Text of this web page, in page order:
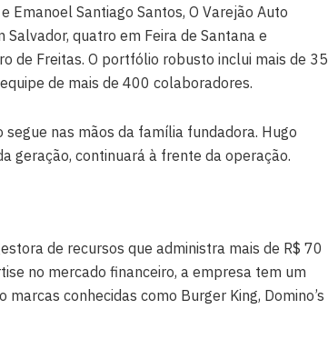
Emanoel Santiago Santos, O Varejão Auto
quatro em Feira de Santana e
de Freitas. O portfólio robusto inclui mais de 35
de mais de 400 colaboradores.
nas mãos da família fundadora. Hugo
geração, continuará à frente da operação.
de recursos que administra mais de R$ 70
no mercado financeiro, a empresa tem um
conhecidas como Burger King, Domino’s